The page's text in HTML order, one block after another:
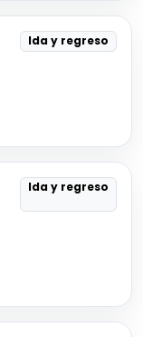
Ida y regreso
Ida y regreso